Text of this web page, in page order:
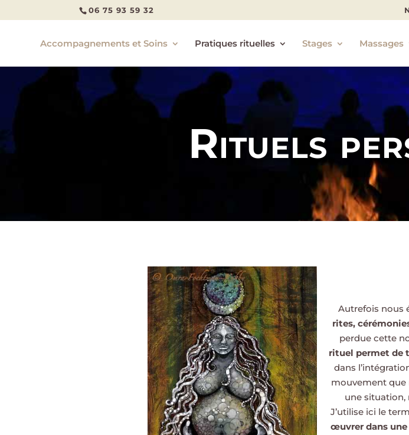
06 75 93 59 32
Accompagnements et Soins Pratiques rituelles Stages Massages
Rituels
Autrefois nous
rites,
perdue cette
rituel permet de
dans
mouvement que
une situation,
J’utilise ici le
œuvrer dans